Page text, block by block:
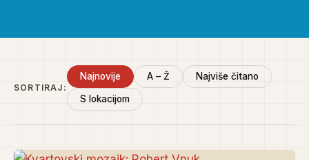
SORTIRAJ:
Najnovije A – Ž Najviše čitano
S lokacijom